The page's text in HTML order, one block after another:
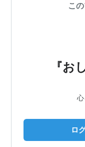
こ
『お
ロ